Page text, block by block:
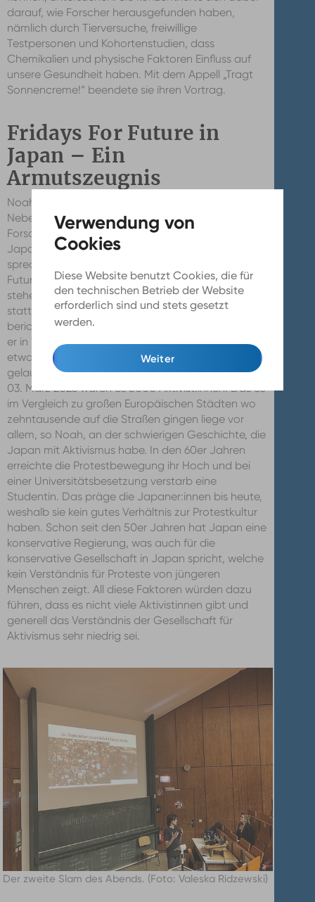
Diese Website benutzt Cookies, die für
den technischen Betrieb der Website
erforderlich sind und stets gesetzt
werden.
Weiter
darauf, wie Forscher herausgefunden haben,
nämlich durch Tierversuche, freiwillige
Testpersonen und Kohortenstudien, dass
Chemikalien und physische Faktoren Einfluss auf
unsere Gesundheit haben. Mit dem Appell „Tragt
Sonnencreme!“ beendete sie ihren Vortrag.
Fridays For Future in
Japan – Ein
Armutszeugnis
Noah studiert Modernes Japan und Anglistik im
Nebenfach. „In meinem Vortrag geht es um ein
Forschungsprojekt, dass ich während meines
Japanaufenthalts letztes Jahr gemacht habe. Ich
spreche über die Klimabewegung Fridays For
Future in Tokyo und vor welchen Problemen sie
stehen“. Gesehen, dass der Science Slam
stattfindet, habe er über Instagram. Noah
berichtete über Klimademonstrationen, an denen
er in Tokyo selber teilgenommen hatte. Er sei mit
etwa 50 anderen Teilnehmer:innen zusammen
gelaufen. Auch bei dem globalen Klimastreik am
03. März 2023 waren es 5000 Aktivist:innen. Das es
im Vergleich zu großen Europäischen Städten wo
zehntausende auf die Straßen gingen liege vor
allem, so Noah, an der schwierigen Geschichte, die
Japan mit Aktivismus habe. In den 60er Jahren
erreichte die Protestbewegung ihr Hoch und bei
einer Universitätsbesetzung verstarb eine
Studentin. Das präge die Japaner:innen bis heute,
weshalb sie kein gutes Verhältnis zur Protestkultur
haben. Schon seit den 50er Jahren hat Japan eine
konservative Regierung, was auch für die
konservative Gesellschaft in Japan spricht, welche
kein Verständnis für Proteste von jüngeren
Menschen zeigt. All diese Faktoren würden dazu
führen, dass es nicht viele Aktivistinnen gibt und
generell das Verständnis der Gesellschaft für
Aktivismus sehr niedrig sei.
Der zweite Slam des Abends. (Foto: Valeska Ridzewski)